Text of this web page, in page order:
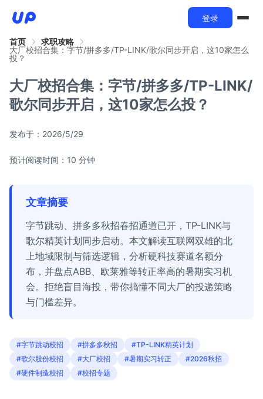
登录
首页
求职攻略
大厂校招合集：字节/拼多多/TP-LINK/歌尔同步开启，这10家怎么
投？
大厂校招合集：字节/拼多多/TP-LINK/
歌尔同步开启，这10家怎么投？
发布于： 2026/5/29
预计阅读时间：10 分钟
文章摘要
字节跳动、拼多多秋招春招通道已开，TP-LINK与
歌尔精英计划同步启动。本文解读互联网双雄的北
上地域限制与筛选逻辑，分析硬科技赛道名额分
布，并盘点ABB、欧莱雅等转正率高的暑期实习机
会。拒绝盲目海投，带你搞懂不同大厂的投递策略
与门槛差异。
#字节跳动校招 #拼多多秋招
#TP-LINK精英计划
#歌尔股份校招
#大厂校招 #暑期实习转正
#2026秋招
#硬件制造校招
#校招专题